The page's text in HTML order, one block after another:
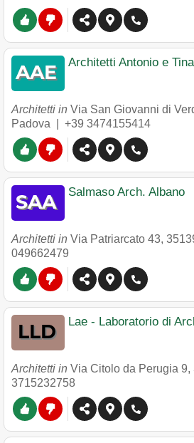
Architetti Antonio e
Architetti in Via San Giovanni di
Padova
+39 3474155414
Salmaso Arch. Albano
Architetti in Via Patriarcato 43,
049662479
Lae - Laboratorio di
Architetti in Via Citolo da Perugia 9,
3715232758